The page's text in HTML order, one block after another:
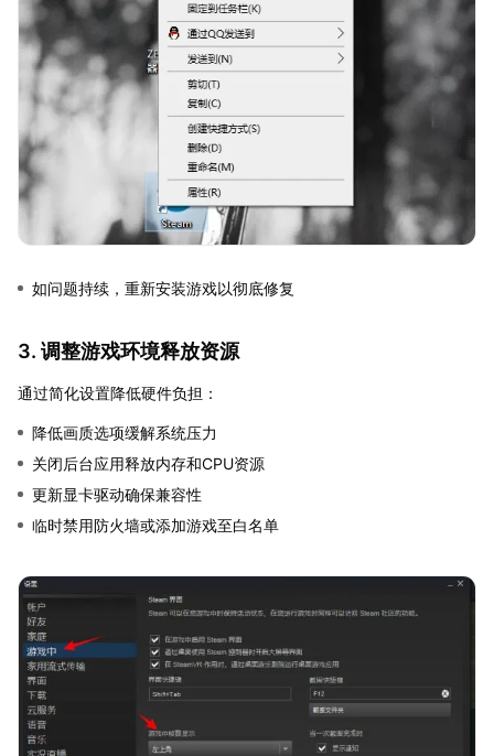
如问题持续，重新安装游戏以彻底修复
3. 调整游戏环境释放资源
通过简化设置降低硬件负担：
降低画质选项缓解系统压力
关闭后台应用释放内存和CPU资源
更新显卡驱动确保兼容性
临时禁用防火墙或添加游戏至白名单